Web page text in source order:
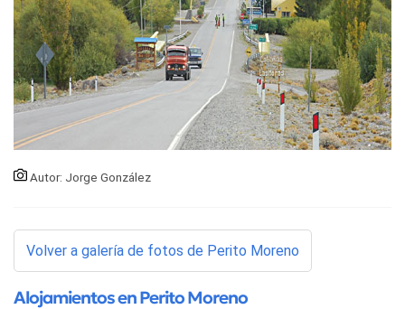
Autor: Jorge González
Volver a galería de fotos de Perito Moreno
Alojamientos en Perito Moreno